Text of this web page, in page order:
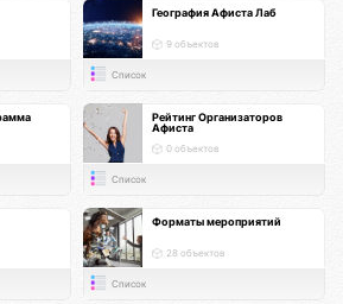
География Афиста Лаб
9 объектов
Список
Рейтинг Организаторов
Афиста
0 объектов
Список
Форматы мероприятий
28 объектов
Список